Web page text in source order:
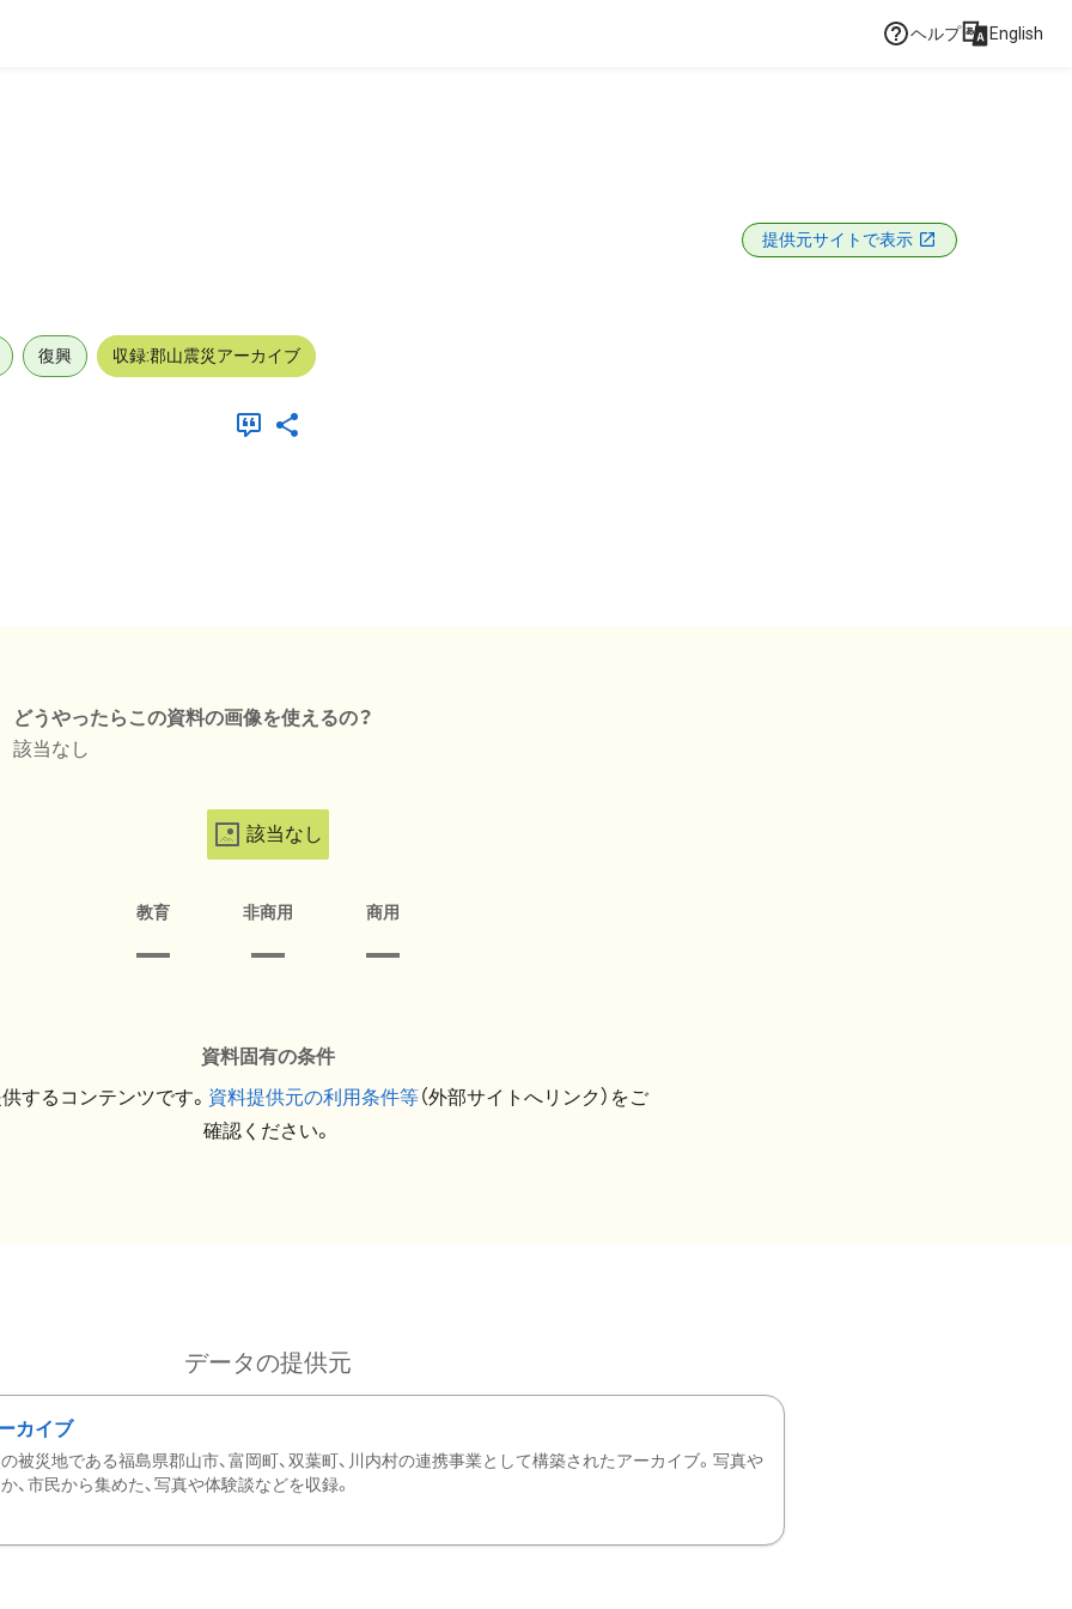
ヘルプ English
提供元サイトで表示
復興 収録:郡山震災アーカイブ
どうやったらこの資料の画像を使えるの？
該当なし
該当なし
教育 非商用 商用
資料固有の条件
するコンテンツです。 資料提供元の利用条件等（外部サイトへリンク）をご
確認ください。
データの提供元
カイブ
被災地である福島県郡山市、富岡町、双葉町、川内村の連携事業として構築されたアーカイブ。写真や
、市民から集めた、写真や体験談などを収録。